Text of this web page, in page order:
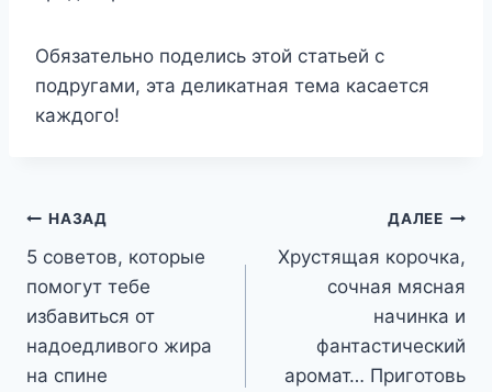
Обязательно поделись этой статьей с
подругами, эта деликатная тема касается
каждого!
Навигация
по
записям
НАЗАД
5 советов, которые
помогут тебе
избавиться от
надоедливого жира
на спине
ДАЛЕЕ
Хрустящая корочка,
сочная мясная
начинка и
фантастический
аромат… Приготовь